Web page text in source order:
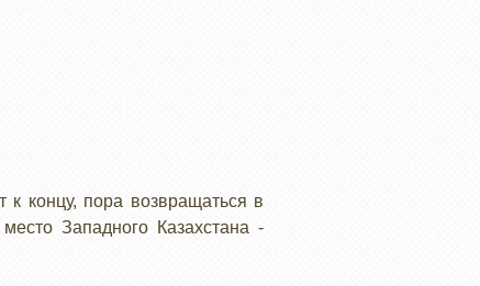
к концу, пора возвращаться в
Западного Казахстана -